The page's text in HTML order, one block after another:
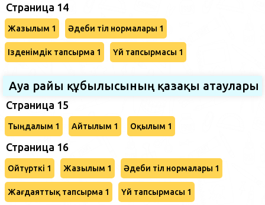
Страница 14
Жазылым 1 Әдеби тіл нормалары 1
Ізденімдік тапсырма 1 Үй тапсырмасы 1
Ауа райы құбылысының қазақы атаулары
Страница 15
Тыңдалым 1 Айтылым 1 Оқылым 1
Страница 16
Ойтүрткі 1 Жазылым 1 Әдеби тіл нормалары 1
Жағдаяттық тапсырма 1 Үй тапсырмасы 1